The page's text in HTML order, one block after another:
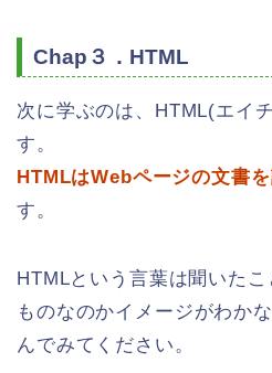
Chap３．HTML
次に学ぶのは、HTML(エイ
す。
HTMLはWebページの文書
す。
HTMLという言葉は聞いた
ものなのかイメージがわか
んでみてください。